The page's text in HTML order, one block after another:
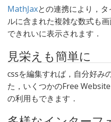
MathJaxとの連携により，タ
ルに含まれた複雑な数式も
できれいに表示されます．
見栄えも簡単に
cssを編集すれば，自分好み
た，いくつかのFree
の利用もできます．